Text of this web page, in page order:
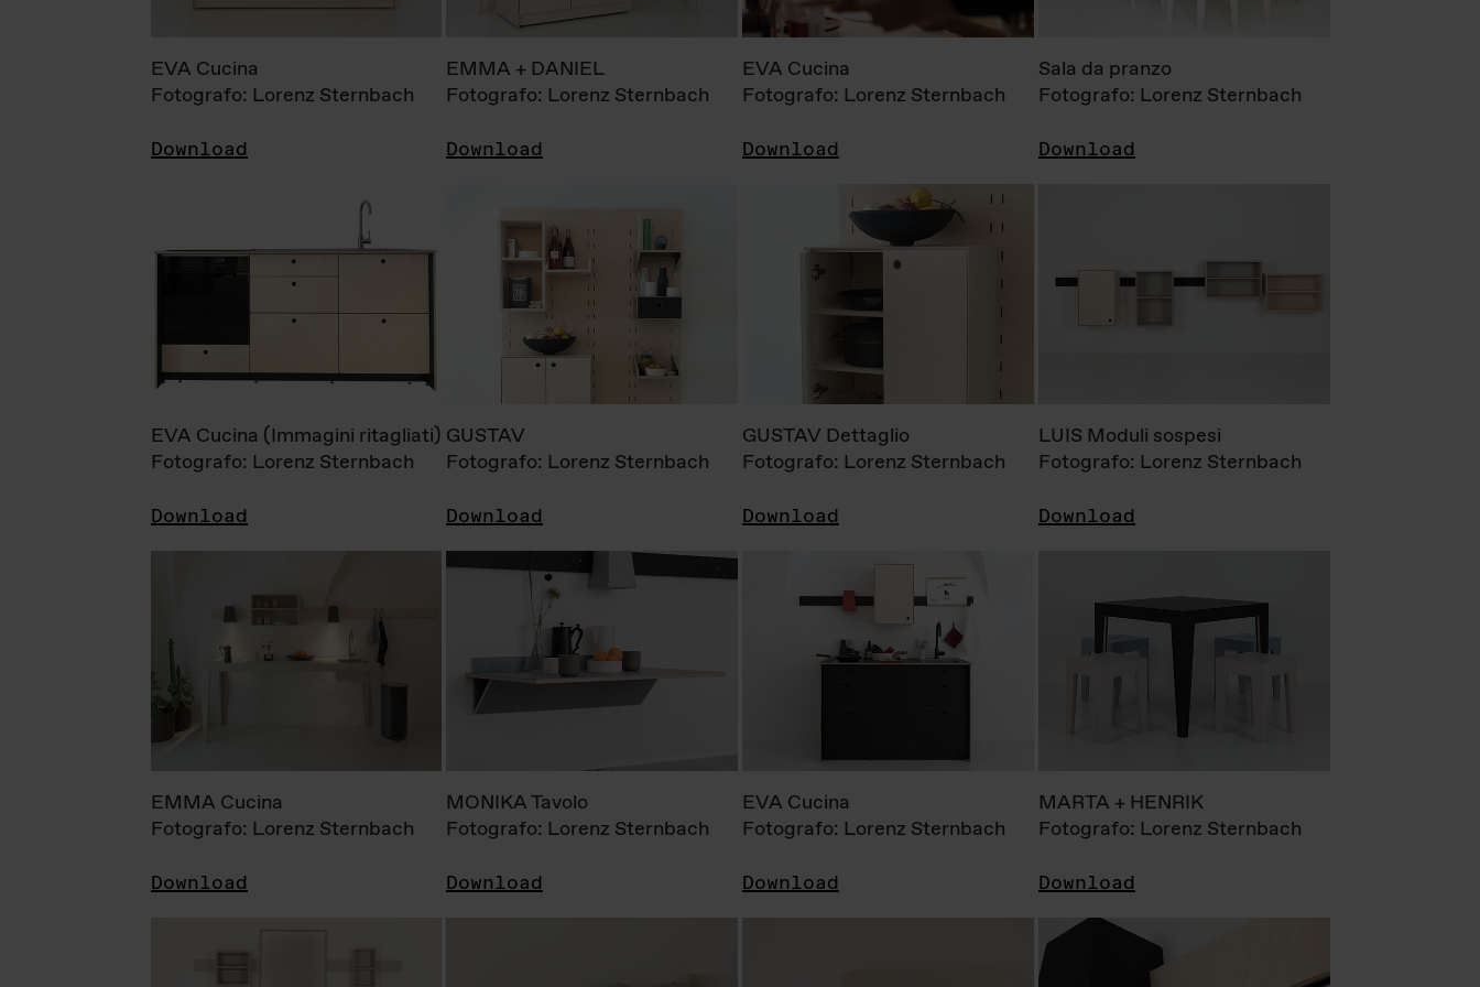
EVA Cucina
Fotografo: Lorenz Sternbach
Download
EMMA + DANIEL
Fotografo: Lorenz Sternbach
Download
EVA Cucina
Fotografo: Lorenz Sternbach
Download
Sala da pranzo
Fotografo: Lorenz Sternbach
Download
EVA Cucina (Immagini ritagliati)
Fotografo: Lorenz Sternbach
Download
GUSTAV
Fotografo: Lorenz Sternbach
Download
GUSTAV Dettaglio
Fotografo: Lorenz Sternbach
Download
LUIS Moduli sospesi
Fotografo: Lorenz Sternbach
Download
EMMA Cucina
Fotografo: Lorenz Sternbach
Download
MONIKA Tavolo
Fotografo: Lorenz Sternbach
Download
EVA Cucina
Fotografo: Lorenz Sternbach
Download
MARTA + HENRIK
Fotografo: Lorenz Sternbach
Download